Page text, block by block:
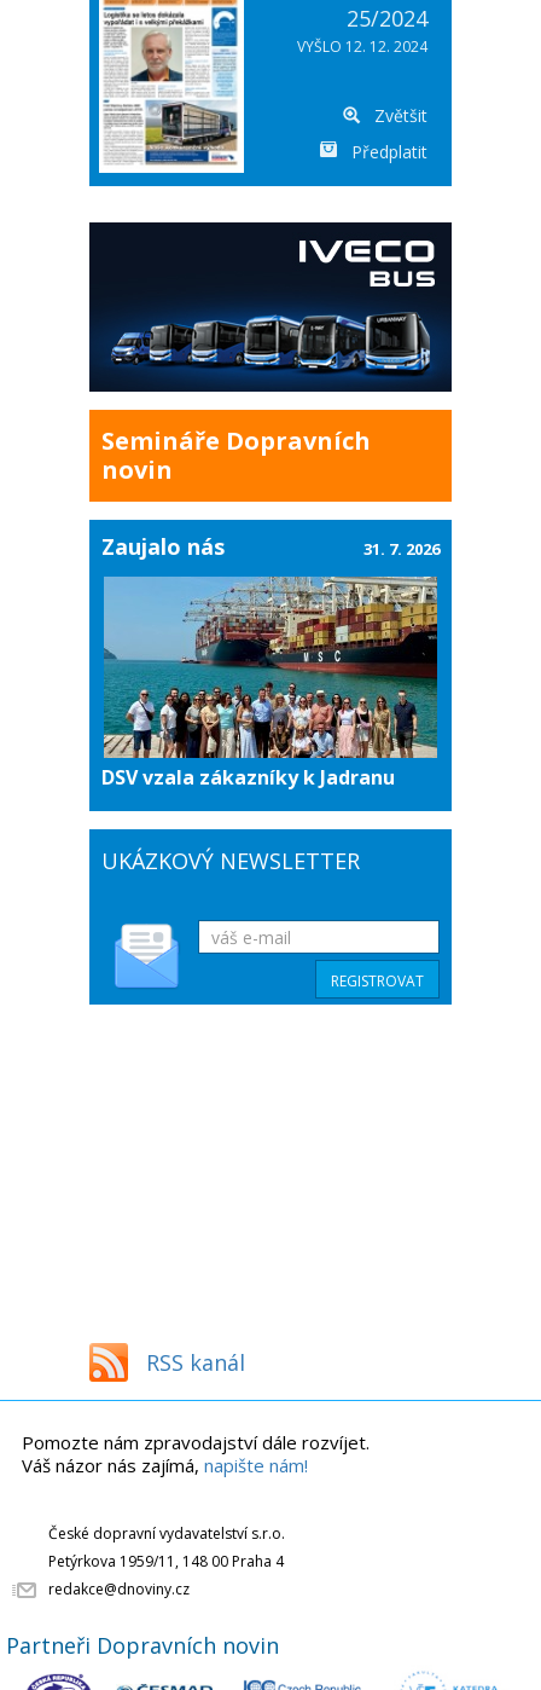
25/2024
VYŠLO 12. 12. 2024
Zvětšit
Předplatit
Semináře Dopravních
novin
Zaujalo nás
DSV vzala zákazníky k Jadranu
31. 7. 2026
UKÁZKOVÝ NEWSLETTER
RSS kanál
Pomozte nám zpravodajství dále rozvíjet.
Váš názor nás zajímá, napište nám!
České dopravní vydavatelství s.r.o.
Petýrkova 1959/11, 148 00 Praha 4
redakce@dnoviny.cz
Partneři Dopravních novin